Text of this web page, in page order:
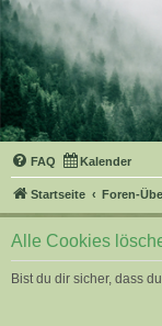
FAQ Kalender
Startseite Foren-
Alle Cookies
Bist du dir sicher, dass